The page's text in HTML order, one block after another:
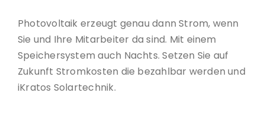
Photovoltaik erzeugt genau dann Strom, wenn
Sie und Ihre Mitarbeiter da sind. Mit einem
Speichersystem auch Nachts. Setzen Sie auf
Zukunft Stromkosten die bezahlbar werden und
iKratos Solartechnik.